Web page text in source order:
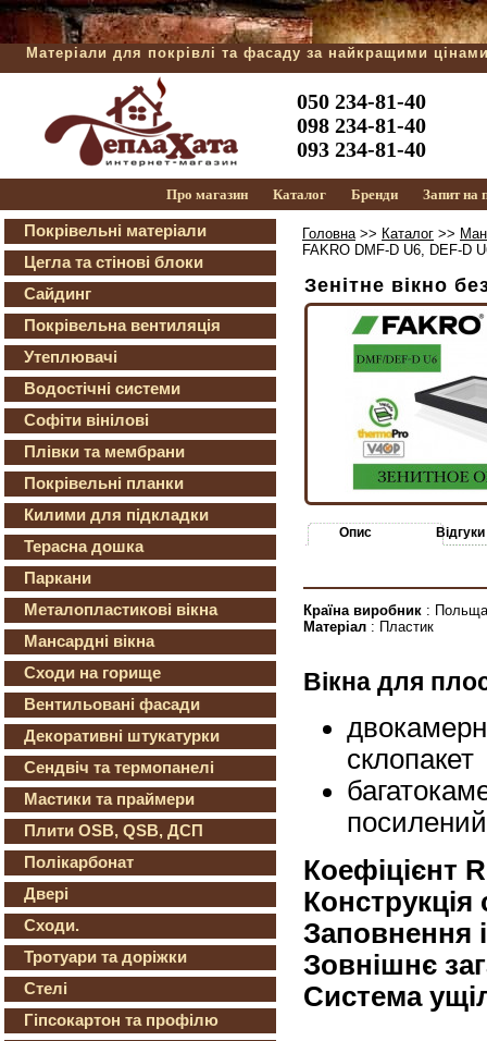
Матеріали для покрівлі та фасаду за найкращими
050 234-81-40
098 234-81-40
093 234-81-40
Про магазин Каталог Бренди Запит на
Покрівельні матеріали
Цегла та стінові блоки
Сайдинг
Покрівельна вентиляція
Утеплювачі
Водостічні системи
Софіти вінілові
Плівки та мембрани
Покрівельні планки
Килими для підкладки
Терасна дошка
Паркани
Металопластикові вікна
Мансардні вікна
Сходи на горище
Вентильовані фасади
Декоративні штукатурки
Сендвіч та термопанелі
Мастики та праймери
Плити OSB, QSB, ДСП
Полікарбонат
Двері
Сходи.
Тротуари та доріжки
Стелі
Гіпсокартон та профілю
Головна>> Каталог >>
FAKRO DMF-D U6, DEF-D
Зенітне вікно
Опис Відгуки
Країна виробник : Польща
Матеріал : Пластик
Вікна для
склопакет
Коефіцієнт
Конструкція
Заповнення
Зовнішнє
Система